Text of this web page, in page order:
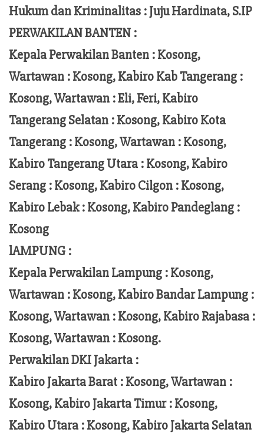
Hukum dan Kriminalitas :Juju Hardinata, S.IP
PERWAKILAN BANTEN :
Kepala Perwakilan Banten : Kosong,
Wartawan : Kosong, Kabiro Kab Tangerang :
Kosong,Wartawan :Eli, Feri, Kabiro
Tangerang Selatan : Kosong, Kabiro Kota
Tangerang :Kosong, Wartawan : Kosong,
Kabiro Tangerang Utara : Kosong, Kabiro
Serang : Kosong, Kabiro Cilgon : Kosong,
Kabiro Lebak : Kosong, Kabiro Pandeglang :
Kosong
lAMPUNG :
Kepala Perwakilan Lampung :Kosong,
Wartawan : Kosong, Kabiro Bandar Lampung :
Kosong, Wartawan : Kosong, Kabiro Rajabasa :
Kosong, Wartawan : Kosong.
Perwakilan DKI Jakarta :
Kabiro Jakarta Barat : Kosong, Wartawan :
Kosong, Kabiro Jakarta Timur : Kosong,
Kabiro Utara : Kosong, Kabiro Jakarta Selatan